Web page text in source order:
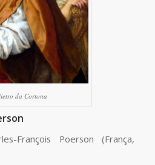
da Cortona
François Poerson (França,